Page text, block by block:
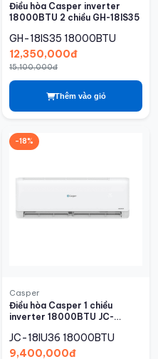
Điều hòa Casper inverter
18000BTU 2 chiều GH-18IS35
GH-18IS35 18000BTU
12,350,000đ
15,100,000đ
Thêm vào giỏ
-18%
Casper
Điều hòa Casper 1 chiều
inverter 18000BTU JC-
JC-18IU36 18000BTU
9,400,000đ